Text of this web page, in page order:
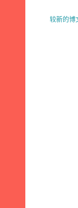
较新的博